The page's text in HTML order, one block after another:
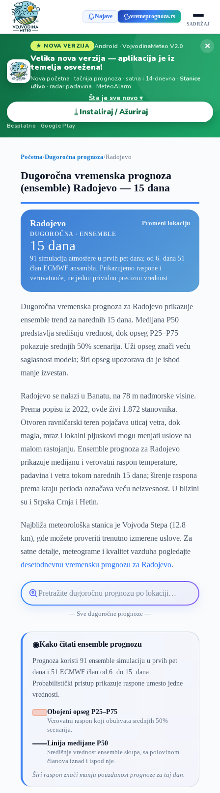
Najave vremeprognoza.rs
SADRŽAJ
★ NOVA VERZIJA Android · VojvodinaMeteo V2.0
Velika nova verzija — aplikacija je iz
temelja osvežena!
Nova početna · tačnija prognoza · satna i 14-dnevna · Stanice
uživo · radar padavina · MeteoAlarm
Šta je sve novo ▾
⤓ Instaliraj / Ažuriraj
Besplatno · Google Play
✕
Početna/Dugoročna prognoza/Radojevo
Dugoročna vremenska prognoza
(ensemble) Radojevo — 15 dana
Radojevo Promeni lokaciju
DUGOROČNA · ENSEMBLE
15 dana
91 simulacija atmosfere u prvih pet dana; od 6. dana 51
član ECMWF ansambla. Prikazujemo raspone i
verovatnoće, ne jednu prividno preciznu vrednost.
Dugoročna vremenska prognoza za Radojevo prikazuje
ensemble trend za narednih 15 dana. Medijana P50
predstavlja središnju vrednost, dok opseg P25–P75
pokazuje srednjih 50% scenarija. Uži opseg znači veću
saglasnost modela; širi opseg upozorava da je ishod
manje izvestan.
Radojevo se nalazi u Banatu, na 78 m nadmorske visine.
Prema popisu iz 2022, ovde živi 1.872 stanovnika.
Otvoren ravničarski teren pojačava uticaj vetra, dok
magla, mraz i lokalni pljuskovi mogu menjati uslove na
malom rastojanju. Ensemble prognoza za Radojevo
prikazuje medijanu i verovatni raspon temperature,
padavina i vetra tokom narednih 15 dana; širenje raspona
prema kraju perioda označava veću neizvesnost. U blizini
su i Srpska Crnja i Hetin.
Najbliža meteorološka stanica je Vojvoda Stepa (12.8
km), gde možete proveriti trenutno izmerene uslove. Za
satne detalje, meteograme i kvalitet vazduha pogledajte
desetodnevnu vremensku prognozu za Radojevo.
Pretražite
lokaciju
— Sve dugoročne prognoze —
◉Kako čitati ensemble prognozu
Prognoza koristi 91 ensemble simulaciju u prvih pet
dana i 51 ECMWF član od 6. do 15. dana.
Probabilistički pristup prikazuje raspone umesto jedne
vrednosti.
Obojeni opseg P25–P75
Verovatni raspon koji obuhvata srednjih 50%
scenarija.
Linija medijane P50
Središnja vrednost ensemble skupa, sa polovinom
članova iznad i ispod nje.
Širi raspon znači manju pouzdanost prognoze za taj dan.